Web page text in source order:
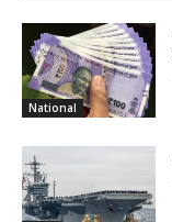
National